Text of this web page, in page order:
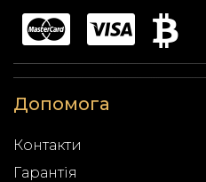
Допомога
Контакти
Гарантія